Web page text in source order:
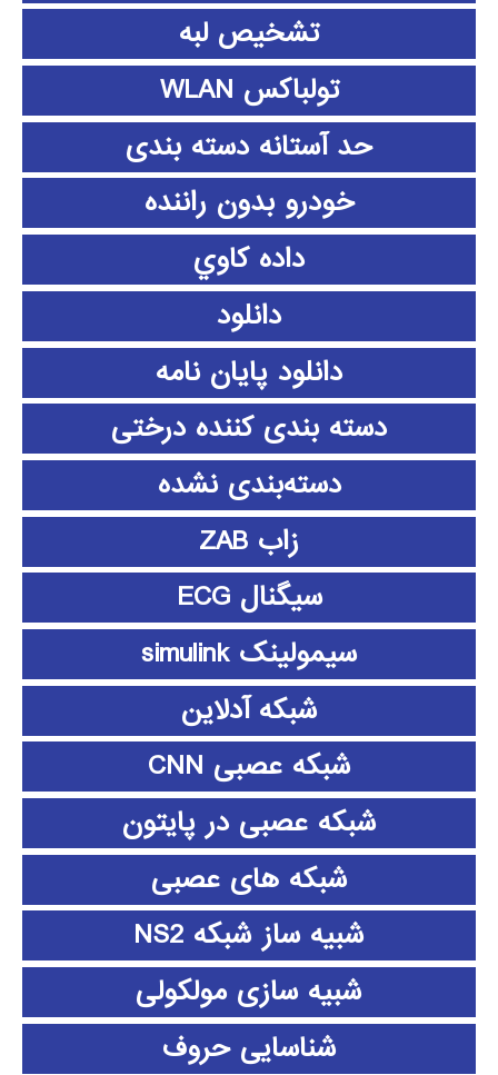
تشخیص لبه
تولباکس WLAN
حد آستانه دسته بندی
خودرو بدون راننده
داده كاوي
دانلود
دانلود پايان نامه
دسته بندی کننده درختی
دسته‌بندی نشده
زاب ZAB
سیگنال ECG
سیمولینک simulink
شبکه آدلاین
شبکه عصبی CNN
شبکه عصبی در پایتون
شبکه های عصبی
شبیه ساز شبکه NS2
شبیه سازی مولکولی
شناسایی حروف